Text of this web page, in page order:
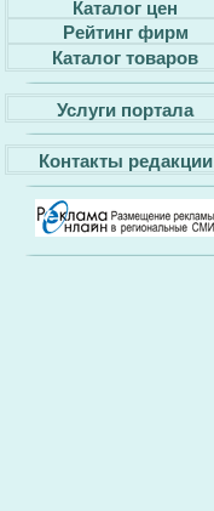
Каталог цен
Рейтинг фирм
Каталог товаров
Услуги портала
Контакты редакции